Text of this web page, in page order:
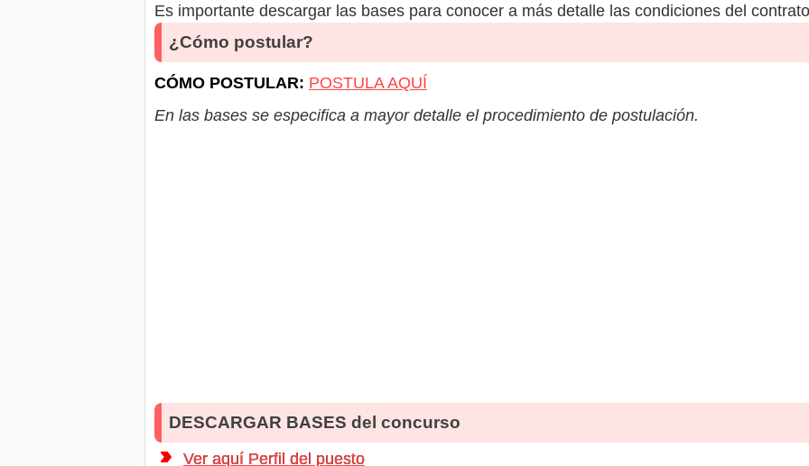
Es importante descargar las bases para conocer a más detalle las condiciones del
¿Cómo postular?
CÓMO POSTULAR: POSTULA AQUÍ
En las bases se especifica a mayor detalle el procedimiento de postulación.
DESCARGAR BASES del concurso
Ver aquí Perfil del puesto